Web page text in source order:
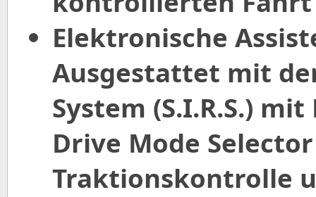
Elektronische
Ausgestattet mit
System (S.I.R.S.)
Drive Mode Selector
Traktionskontrolle